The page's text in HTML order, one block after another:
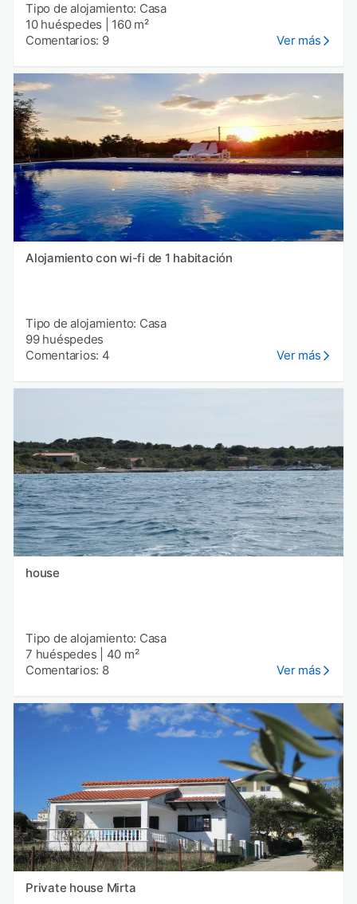
Tipo de alojamiento: Casa
10 huéspedes
160 m²
Comentarios: 9
Ver más
Alojamiento con wi-fi de 1 habitación
Tipo de alojamiento: Casa
99 huéspedes
Comentarios: 4
Ver más
house
Tipo de alojamiento: Casa
7 huéspedes
40 m²
Comentarios: 8
Ver más
Private house Mirta